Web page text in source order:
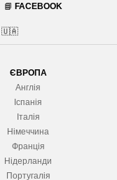
📘 FACEBOOK
🇺🇦
ЄВРОПА
Англія
Іспанія
Італія
Німеччина
Франція
Нідерланди
Португалія